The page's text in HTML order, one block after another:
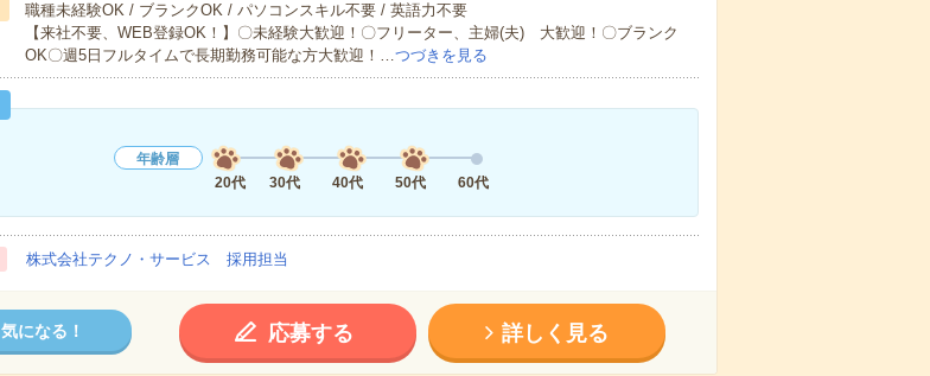
職種未経験OK / ブランクOK / パソコンスキル不要 / 英語力不要
【来社不要、WEB登録OK！】〇未経験大歓迎！〇フリーター、主婦(夫) 大歓迎！〇ブランク
OK〇週5日フルタイムで長期勤務可能な方大歓迎！…つづきを見る
年齢層
20代
30代 40代 50代 60代
株式会社テクノ・サービス 採用担当
気になる！ 応募する 詳しく見る